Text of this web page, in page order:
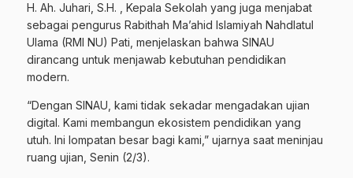
H. Ah. Juhari, S.H. , Kepala Sekolah yang juga menjabat
sebagai pengurus Rabithah Ma’ahid Islamiyah Nahdlatul
Ulama (RMI NU) Pati, menjelaskan bahwa SINAU
dirancang untuk menjawab kebutuhan pendidikan
modern.
“Dengan SINAU, kami tidak sekadar mengadakan ujian
digital. Kami membangun ekosistem pendidikan yang
utuh. Ini lompatan besar bagi kami,” ujarnya saat meninjau
ruang ujian, Senin (2/3).